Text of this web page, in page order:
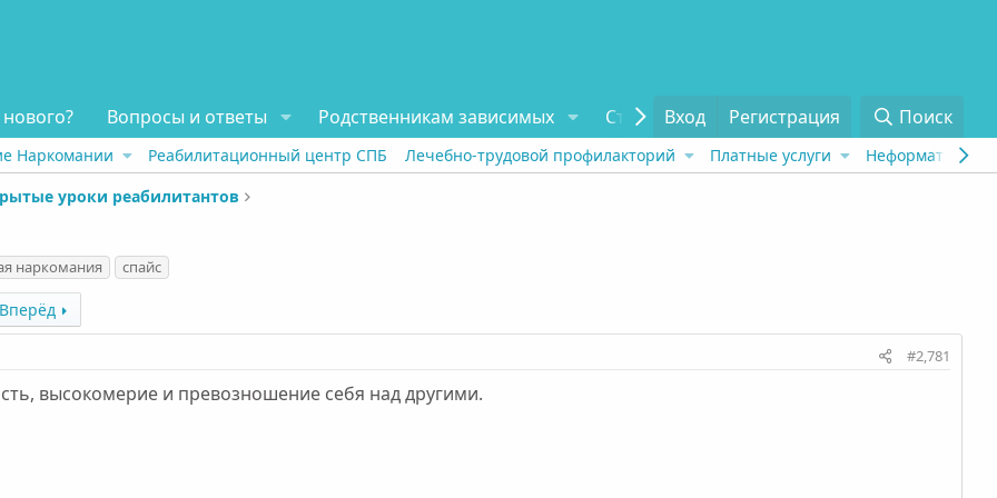
Вопросы и ответы Родственникам зависимых Статьи Отзывы О проекте
Вход Регистрация Поиск
Наркомании Реабилитационный центр СПБ Лечебно-трудовой профилакторий Платные услуги Неформат
уроки реабилитантов
наркомания спайс
Вперёд
#2,781
высокомерие и превозношение себя над другими.